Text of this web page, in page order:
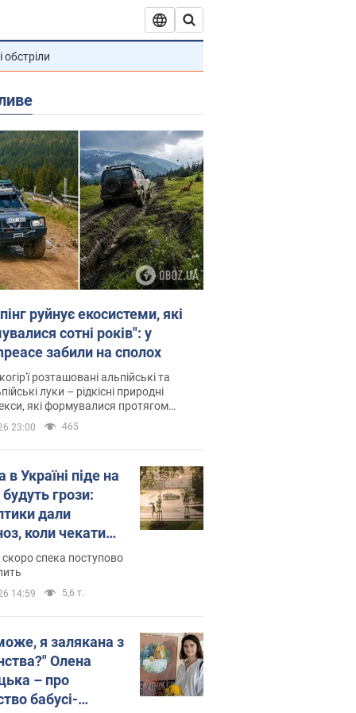
обстріли
руйнує екосистеми, які
сотні років": у
забили на сполох
розташовані альпійські та
луки – рідкісні природні
які формувалися протягом
23:00 465
в Україні піде на
грози:
дали
коли чекати
погоди
скоро спека поступово
14:59 5,6 т.
я залякана з
Олена
– про
бабусі-